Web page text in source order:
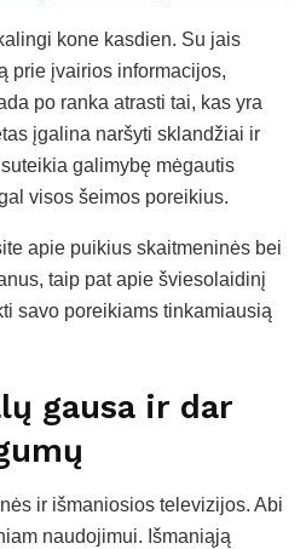
kone kasdien. Su jais
prie įvairios informacijos,
po ranka atrasti tai, kas yra
įgalina naršyti sklandžiai ir
galimybę mėgautis
visos šeimos poreikius.
apie puikius skaitmeninės bei
taip pat apie šviesolaidinį
savo poreikiams tinkamiausią
gausa ir dar
ir išmaniosios televizijos. Abi
naudojimui. Išmaniąją